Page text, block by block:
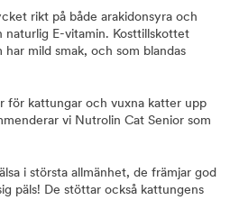
rikt på både arakidonsyra och
naturlig E-vitamin. Kosttillskottet
mild smak, och som blandas
för kattungar och vuxna katter upp
vi Nutrolin Cat Senior som
i största allmänhet, de främjar god
päls! De stöttar också kattungens